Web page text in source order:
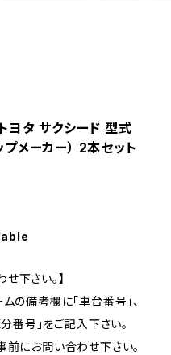
ヨタ サクシード 型式
メーカー） 2本セット
下さい。】
の備考欄に「車台番号」、
分番号」をご記入下さい。
にお問い合わせ下さい。